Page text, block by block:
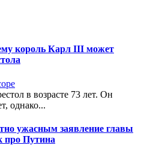
король Карл III может
в возрасте 73 лет. Он
однако...
ужасным заявление главы
Путина